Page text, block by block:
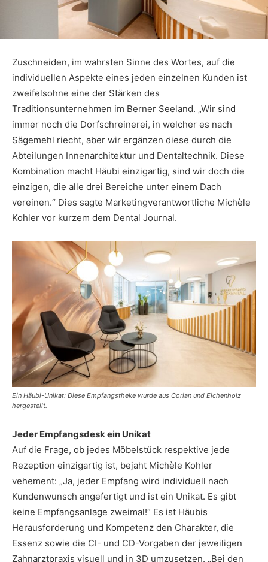
Zuschneiden, im wahrsten Sinne des Wortes, auf die
individuellen Aspekte eines jeden einzelnen Kunden ist
zweifelsohne eine der Stärken des
Traditionsunternehmen im Berner Seeland. „Wir sind
immer noch die Dorfschreinerei, in welcher es nach
Sägemehl riecht, aber wir ergänzen diese durch die
Abteilungen Innenarchitektur und Dentaltechnik. Diese
Kombination macht Häubi einzigartig, sind wir doch die
einzigen, die alle drei Bereiche unter einem Dach
vereinen.“ Dies sagte Marketingverantwortliche Michèle
Kohler vor kurzem dem Dental Journal.
Ein Häubi-Unikat: Diese Empfangstheke wurde aus Corian und Eichenholz
hergestellt.
Jeder Empfangsdesk ein Unikat
Auf die Frage, ob jedes Möbelstück respektive jede
Rezeption einzigartig ist, bejaht Michèle Kohler
vehement: „Ja, jeder Empfang wird individuell nach
Kundenwunsch angefertigt und ist ein Unikat. Es gibt
keine Empfangsanlage zweimal!“ Es ist Häubis
Herausforderung und Kompetenz den Charakter, die
Essenz sowie die CI- und CD-Vorgaben der jeweiligen
Zahnarztpraxis visuell und in 3D umzusetzen. „Bei den